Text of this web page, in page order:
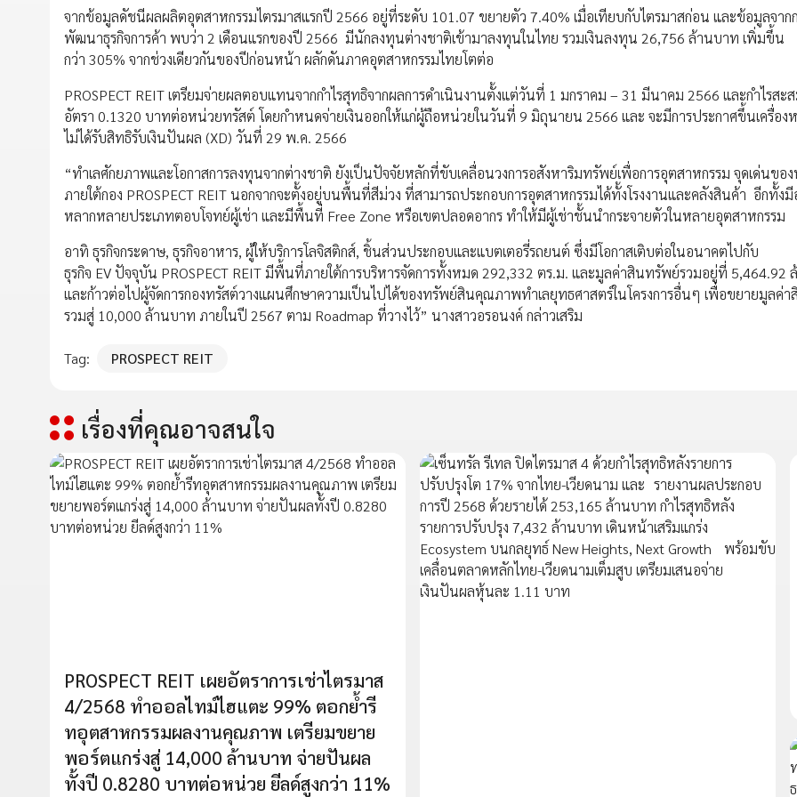
จากข้อมูลดัชนีผลผลิตอุตสาหกรรมไตรมาสแรกปี 2566 อยู่ที่ระดับ 101.07 ขยายตัว 7.40% เมื่อเทียบกับไตรมาสก่อน และข้อมูลจาก
พัฒนาธุรกิจการค้า พบว่า 2 เดือนแรกของปี 2566 มีนักลงทุนต่างชาติเข้ามาลงทุนในไทย รวมเงินลงทุน 26,756 ล้านบาท เพิ่มขึ้น
กว่า 305% จากช่วงเดียวกันของปีก่อนหน้า ผลักดันภาคอุตสาหกรรมไทยโตต่อ
PROSPECT REIT เตรียมจ่ายผลตอบแทนจากกำไรสุทธิจากผลการดำเนินงานตั้งแต่วันที่ 1 มกราคม – 31 มีนาคม 2566 และกำไรสะ
อัตรา 0.1320 บาทต่อหน่วยทรัสต์ โดยกำหนดจ่ายเงินออกให้แก่ผู้ถือหน่วยในวันที่ 9 มิถุนายน 2566 และ จะมีการประกาศขึ้นเครื่อง
ไม่ได้รับสิทธิรับเงินปันผล (XD) วันที่ 29 พ.ค. 2566
“ทำเลศักยภาพและโอกาสการลงทุนจากต่างชาติ ยังเป็นปัจจัยหลักที่ขับเคลื่อนวงการอสังหาริมทรัพย์เพื่อการอุตสาหกรรม จุดเด่นขอ
ภายใต้กอง PROSPECT REIT นอกจากจะตั้งอยู่บนพื้นที่สีม่วง ที่สามารถประกอบการอุตสาหกรรมได้ทั้งโรงงานและคลังสินค้า อีกทั้งมี
หลากหลายประเภทตอบโจทย์ผู้เช่า และมีพื้นที่ Free Zone หรือเขตปลอดอากร ทำให้มีผู้เช่าชั้นนำกระจายตัวในหลายอุตสาหกรรม
อาทิ ธุรกิจกระดาษ, ธุรกิจอาหาร, ผู้ให้บริการโลจิสติกส์, ชิ้นส่วนประกอบและแบตเตอรี่รถยนต์ ซึ่งมีโอกาสเติบต่อในอนาคตไปกับ
ธุรกิจ EV ปัจจุบัน PROSPECT REIT มีพื้นที่ภายใต้การบริหารจัดการทั้งหมด 292,332 ตร.ม. และมูลค่าสินทรัพย์รวมอยู่ที่ 5,464.92
และก้าวต่อไปผู้จัดการกองทรัสต์วางแผนศึกษาความเป็นไปได้ของทรัพย์สินคุณภาพทำเลยุทธศาสตร์ในโครงการอื่นๆ เพื่อขยายมูลค่
รวมสู่ 10,000 ล้านบาท ภายในปี 2567 ตาม Roadmap ที่วางไว้” นางสาวอรอนงค์ กล่าวเสริม
Tag: PROSPECT REIT
เรื่องที่คุณอาจสนใจ
PROSPECT REIT เผยอัตราการเช่าไตรมาส
4/2568 ทำออลไทม์ไฮแตะ 99% ตอกย้ำรี
ทอุตสาหกรรมผลงานคุณภาพ เตรียมขยาย
พอร์ตแกร่งสู่ 14,000 ล้านบาท จ่ายปันผล
ทั้งปี 0.8280 บาทต่อหน่วย ยีลด์สูงกว่า 11%